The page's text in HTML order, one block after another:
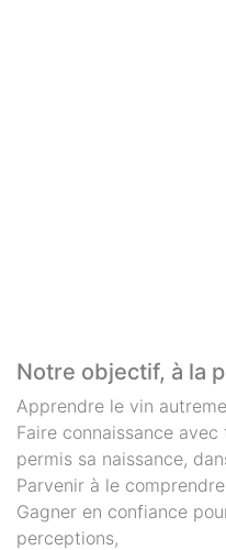
Notre objectif, à la
Apprendre le vin
Faire connaissance
permis sa naissance,
Parvenir à le
Gagner en confiance
perceptions,